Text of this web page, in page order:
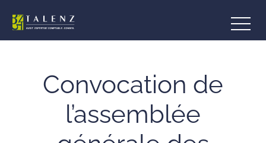
contenu
Convocation de
l’assemblée